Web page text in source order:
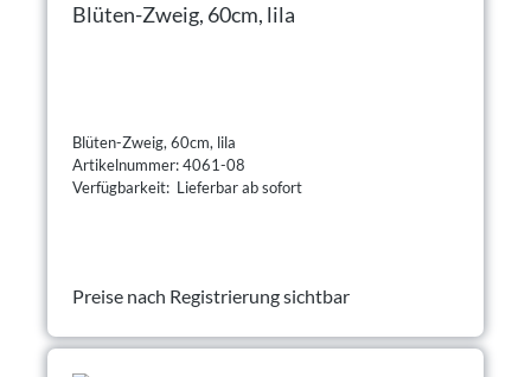
Blüten-Zweig, 60cm, lila
Blüten-Zweig, 60cm, lila
Artikelnummer: 4061-08
Verfügbarkeit: Lieferbar ab sofort
Preise nach Registrierung sichtbar